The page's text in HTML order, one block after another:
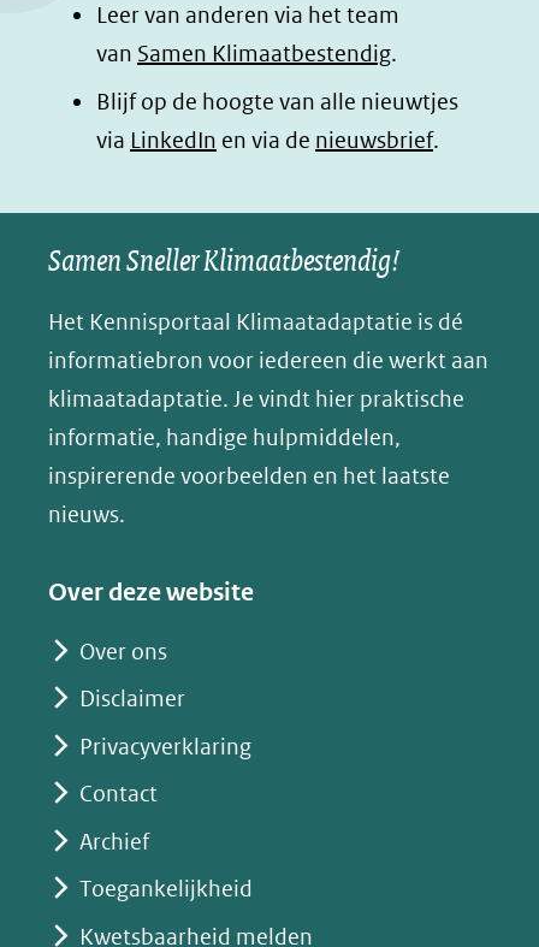
(opent
in
nieuw
venster)
naar
een
website)
(opent
in
nieuw
venster)
naar
een
website)
(opent
in
nieuw
venster)
naar
een
website)
o
p
B
l
e
s
y
(opent
in
nieuw
venster)
Leer van anderen via het team
van Samen Klimaatbestendig.
Blijf op de hoogte van alle nieuwtjes
via LinkedIn (opent
nieuw
venster)
naar
een
andere
website)
en via de nieuwsbrief.
Samen Sneller Klimaatbestendig!
Het Kennisportaal Klimaatadaptatie is dé
informatiebron voor iedereen die werkt aan
klimaatadaptatie. Je vindt hier praktische
informatie, handige hulpmiddelen,
inspirerende voorbeelden en het laatste
nieuws.
Over deze website
Over ons
Disclaimer
Privacyverklaring
Contact
Archief
Toegankelijkheid
Kwetsbaarheid melden